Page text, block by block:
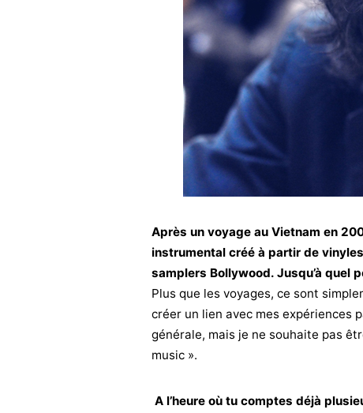
Après un voyage au Vietnam en
instrumental créé à partir de
samplers Bollywood. Jusqu’à quel
Plus que les voyages, ce sont
créer un lien avec mes expériences
générale, mais je ne souhaite pas
music ».
A l’heure où tu comptes déjà